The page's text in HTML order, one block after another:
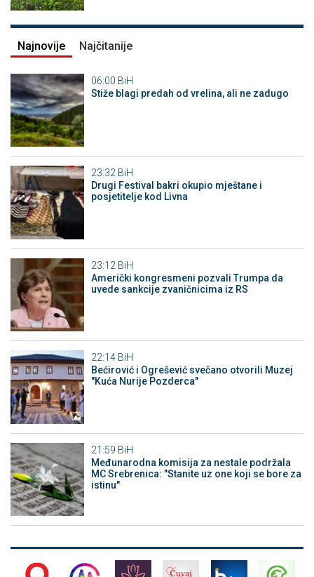
Najnovije Najčitanije
06:00 BiH
Stiže blagi predah od vrelina, ali ne zadugo
23:32 BiH
Drugi Festival bakri okupio mještane i
posjetitelje kod Livna
23:12 BiH
Američki kongresmeni pozvali Trumpa da
uvede sankcije zvaničnicima iz RS
22:14 BiH
Bećirović i Ogrešević svečano otvorili Muzej
"Kuća Nurije Pozderca"
21:59 BiH
Međunarodna komisija za nestale podržala
MC Srebrenica: "Stanite uz one koji se bore za
istinu"